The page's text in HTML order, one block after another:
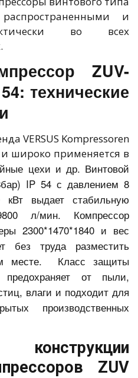
и
во всех
ZUV-
технические
VERSUS Kompressoren
широко применяется в
цехи и др. Винтовой
IP 54 с давлением 8
выдает стабильную
л/мин. Компрессор
2300*1470*1840 и вес
без труда разместить
месте. Класс защиты
предохраняет от пыли,
влаги и подходит для
производственных
конструкции
ZUV